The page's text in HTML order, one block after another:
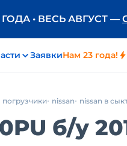
• ВЕСЬ АВГУСТ —
ЗаявкиНам 23 года!
nissan nissan в
б/у